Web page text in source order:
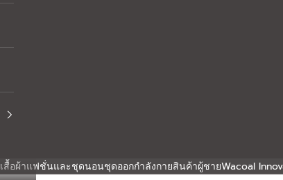
เสื้อผ้าแฟชั่นและชุดนอนชุดออกกำลังกายสินค้าผู้ชายWacoal